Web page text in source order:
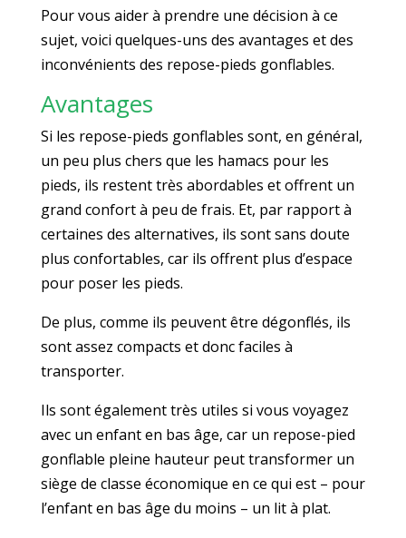
Pour vous aider à prendre une décision à ce
sujet, voici quelques-uns des avantages et des
inconvénients des repose-pieds gonflables.
Avantages
Si les repose-pieds gonflables sont, en général,
un peu plus chers que les hamacs pour les
pieds, ils restent très abordables et offrent un
grand confort à peu de frais. Et, par rapport à
certaines des alternatives, ils sont sans doute
plus confortables, car ils offrent plus d’espace
pour poser les pieds.
De plus, comme ils peuvent être dégonflés, ils
sont assez compacts et donc faciles à
transporter.
Ils sont également très utiles si vous voyagez
avec un enfant en bas âge, car un repose-pied
gonflable pleine hauteur peut transformer un
siège de classe économique en ce qui est – pour
l’enfant en bas âge du moins – un lit à plat.